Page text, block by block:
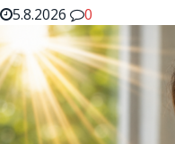
5.8.2026
0